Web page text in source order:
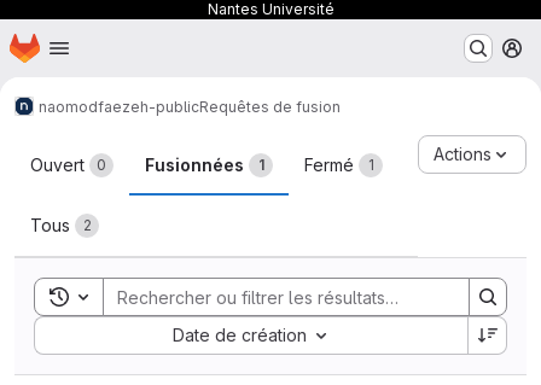
Nantes Université
Passer au contenu principal
Page d'accueil
naomodfaezeh-publicRequêtes de fusion
Requêtes de fusion
Ouvert 0 Fusionnées 1 Fermé 1
Tous 2
Actions
Toggle search history
Date de création
Sort by: